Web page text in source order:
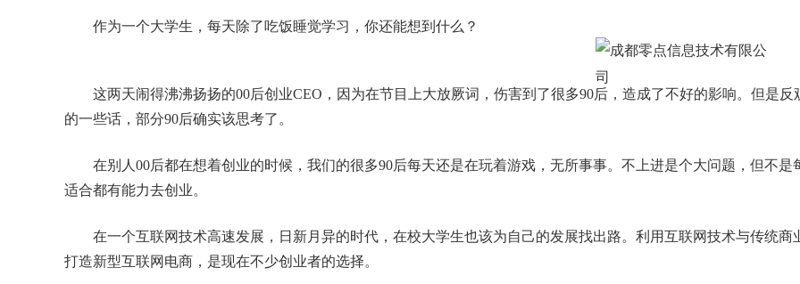
作为一个大学生，每天除了吃饭睡觉学习，你还能想到什么？
这两天闹得沸沸扬扬的00后创业CEO，因为在节目上大放厥词，伤害到了很多90后，造成了不好的影响。但是反
的一些话，部分90后确实该思考了。
在别人00后都在想着创业的时候，我们的很多90后每天还是在玩着游戏，无所事事。不上进是个大问题，但不是
适合都有能力去创业。
在一个互联网技术高速发展，日新月异的时代，在校大学生也该为自己的发展找出路。利用互联网技术与传统商
打造新型互联网电商，是现在不少创业者的选择。